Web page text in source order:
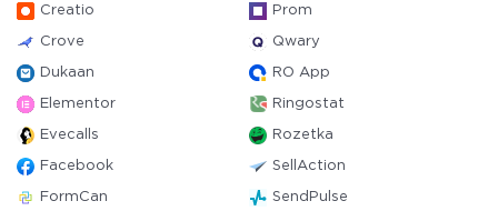
Creatio Prom
Crove Qwary
Dukaan RO App
Elementor Ringostat
Evecalls Rozetka
Facebook SellAction
FormCan SendPulse